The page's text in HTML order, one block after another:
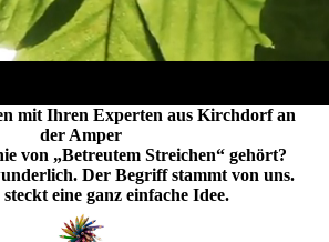
mit Ihren Experten aus Kirchdorf an
der Amper
von „Betreutem Streichen“ gehört?
Der Begriff stammt von uns.
eine ganz einfache Idee.